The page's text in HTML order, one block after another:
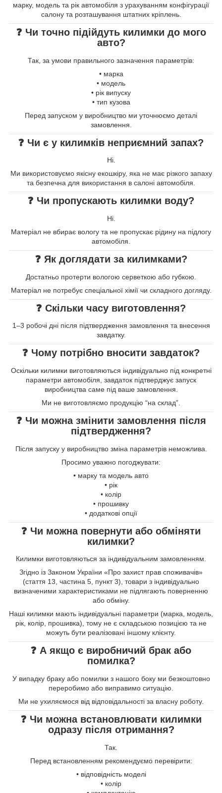
марку, модель та рік автомобіля з урахуванням конфігурації
салону та розташування штатних кріплень.
❓ Чи точно підійдуть килимки до мого
авто?
Так, за умови правильного зазначення параметрів:
• марка
• модель
• рік випуску
• тип кузова
Перед запуском у виробництво ми уточнюємо деталі
замовлення.
❓ Чи є у килимків неприємний запах?
Ні.
Ми використовуємо якісну екошкіру, яка не має різкого запаху
та безпечна для використання в салоні автомобіля.
❓ Чи пропускають килимки воду?
Ні.
Матеріал не вбирає вологу та не пропускає рідину на підлогу
автомобіля.
❓ Як доглядати за килимками?
Достатньо протерти вологою серветкою або губкою.
Матеріал не потребує спеціальної хімії чи складного догляду.
❓ Скільки часу виготовлення?
1–3 робочі дні після підтвердження замовлення та внесення
завдатку.
❓ Чому потрібно вносити завдаток?
Оскільки килимки виготовляються індивідуально під конкретні
параметри автомобіля, завдаток підтверджує запуск
виробництва саме під ваше замовлення.
Ми не виготовляємо продукцію “на склад”.
❓ Чи можна змінити замовлення після
підтвердження?
Після запуску у виробництво зміна параметрів неможлива.
Просимо уважно погоджувати:
• марку та модель авто
• рік
• колір
• прошивку
• додаткові опції
❓ Чи можна повернути або обміняти
килимки?
Килимки виготовляються за індивідуальним замовленням.
Згідно із Законом України «Про захист прав споживачів»
(стаття 13, частина 5, пункт 3), товари з індивідуально
визначеними характеристиками не підлягають поверненню
або обміну.
Наші килимки мають індивідуальні параметри (марка, модель,
рік, колір, прошивка), тому не є складською позицією та не
можуть бути реалізовані іншому клієнту.
❓ А якщо є виробничий брак або
помилка?
У випадку браку або помилки з нашого боку ми безкоштовно
переробимо або виправимо ситуацію.
Ми не ухиляємося від відповідальності за власну роботу.
❓ Чи можна встановлювати килимки
одразу після отримання?
Так.
Перед встановленням рекомендуємо перевірити:
• відповідність моделі
• колір